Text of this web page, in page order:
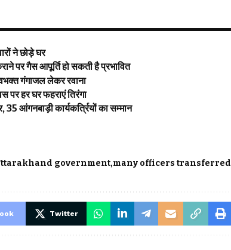
ने छोड़े घर
पर गैस आपूर्ति हो सकती है प्रभावित
गंगाजल लेकर रवाना
पर हर घर फहराएं तिरंगा
आंगनबाड़ी कार्यकर्त्रियों का सम्मान
government many officers transferred
Twitter